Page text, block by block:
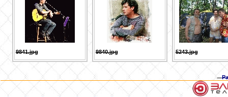
9841.jpg 9840.jpg 5243.jpg